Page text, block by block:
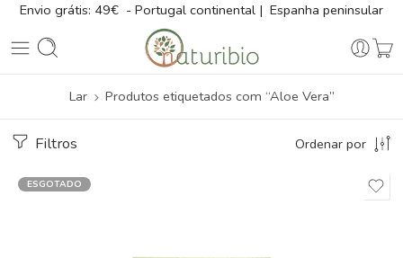
Envio grátis: 49€ - Portugal continental | Espanha peninsular
Lar Produtos etiquetados com “Aloe Vera”
Filtros Ordenar por
ESGOTADO